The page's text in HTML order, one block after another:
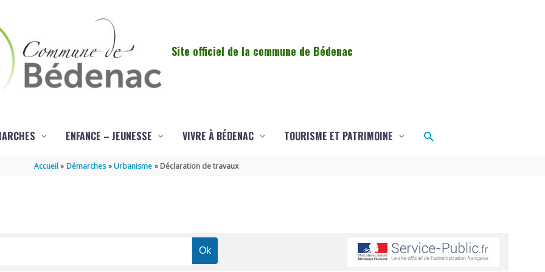
Site officiel de la commune de Bédenac
ENFANCE – JEUNESSE VIVRE À BÉDENAC TOURISME ET PATRIMOINE Rechercher
Accueil Démarches Urbanisme Déclaration de travaux